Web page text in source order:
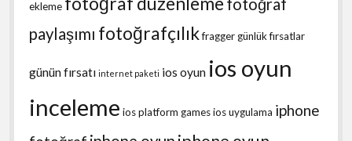
ekleme
paylaşımı fotoğrafçılıkfraggergünlük fırsatlar
günün fırsatı internet paketi ios oyun ios oyun
inceleme ios platform gamesios uygulama iphone